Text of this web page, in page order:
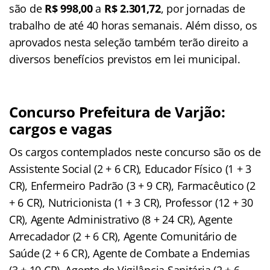
são de R$ 998,00a R$ 2.301,72, por jornadas de
trabalho de até 40 horas semanais. Além disso, os
aprovados nesta seleção também terão direito a
diversos benefícios previstos em lei municipal.
Concurso Prefeitura de Varjão:
cargos e vagas
Os cargos contemplados neste concurso são os de
Assistente Social (2 + 6 CR), Educador Físico (1 + 3
CR), Enfermeiro Padrão (3 + 9 CR), Farmacêutico (2
+ 6 CR), Nutricionista (1 + 3 CR), Professor (12 + 30
CR), Agente Administrativo (8 + 24 CR), Agente
Arrecadador (2 + 6 CR), Agente Comunitário de
Saúde (2 + 6 CR), Agente de Combate a Endemias